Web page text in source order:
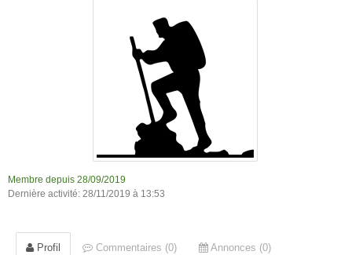
Membre depuis 28/09/2019
Dernière activité: 28/11/2019 à 13:53
Profil Commentaires (0) Annonces (0)